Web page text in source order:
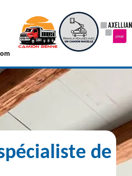
de